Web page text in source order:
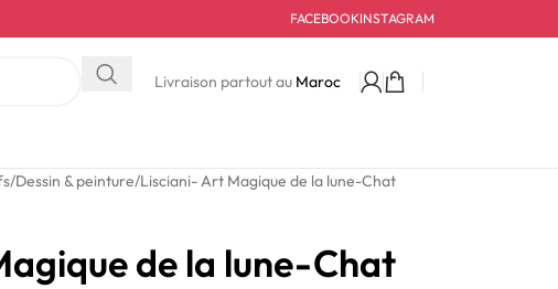
FACEBOOKINSTAGRAM
Livraison partout au Maroc
Dessin & peinture Lisciani- Art Magique de la lune-Chat
de la lune-Chat